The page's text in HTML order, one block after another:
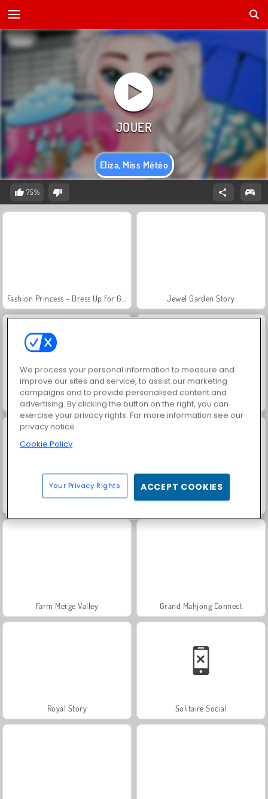
Eliza, Miss Météo
75%
Jewel Garden Story
Family Relics Masha and the Bear: Meadows
Juice Merge
Farm Merge Valley Grand Mahjong Connect
Royal Story Solitaire Social
We process your personal information to measure and
improve our sites and service, to assist our marketing
campaigns and to provide personalised content and
advertising. By clicking the button on the right, you can
exercise your privacy rights. For more information see our
privacy notice
Cookie Policy
Your Privacy Rights ACCEPT COOKIES